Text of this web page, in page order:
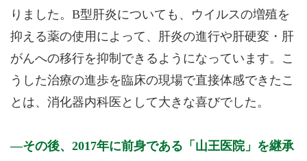
りました。B型肝炎についても、ウイルスの増殖を
抑える薬の使用によって、肝炎の進行や肝硬変・肝
がんへの移行を抑制できるようになっています。こ
うした治療の進歩を臨床の現場で直接体感できたこ
とは、消化器内科医として大きな喜びでした。
その後、2017年に前身である「山王医院」を継承